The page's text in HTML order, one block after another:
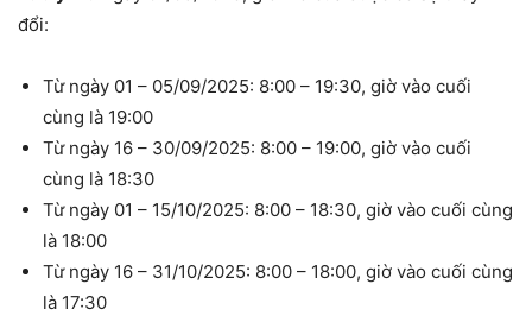
đổi:
Từ ngày 01 – 05/09/2025: 8:00 – 19:30, giờ vào cuối
cùng là 19:00
Từ ngày 16 – 30/09/2025: 8:00 – 19:00, giờ vào cuối
cùng là 18:30
Từ ngày 01 – 15/10/2025: 8:00 – 18:30, giờ vào cuối cùng
là 18:00
Từ ngày 16 – 31/10/2025: 8:00 – 18:00, giờ vào cuối cùng
là 17:30